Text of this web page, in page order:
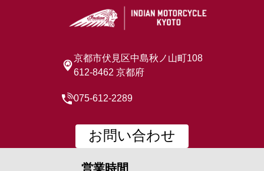
京都市伏見区中島秋ノ山町108
612-8462 京都府
075-612-2289
お問い合わせ
営業時間